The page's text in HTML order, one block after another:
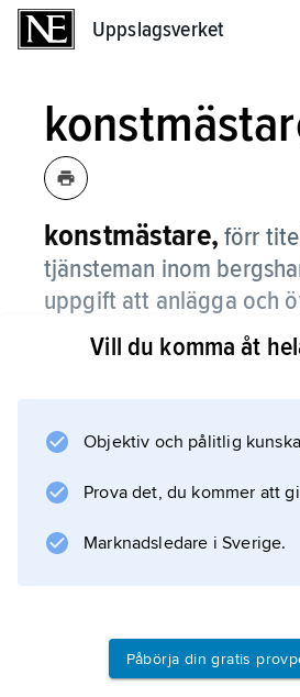
Uppslagsverket
konstmästare, förr
tjänsteman inom
uppgift att anlägga och
mekaniska anordningar
bestående av vattenhjul,
främst vatten och malm
Vill du komma åt
Objektiv och pålitlig
Prova det, du kommer att
Marknadsledare i Sverige.
Påbörja din gratis